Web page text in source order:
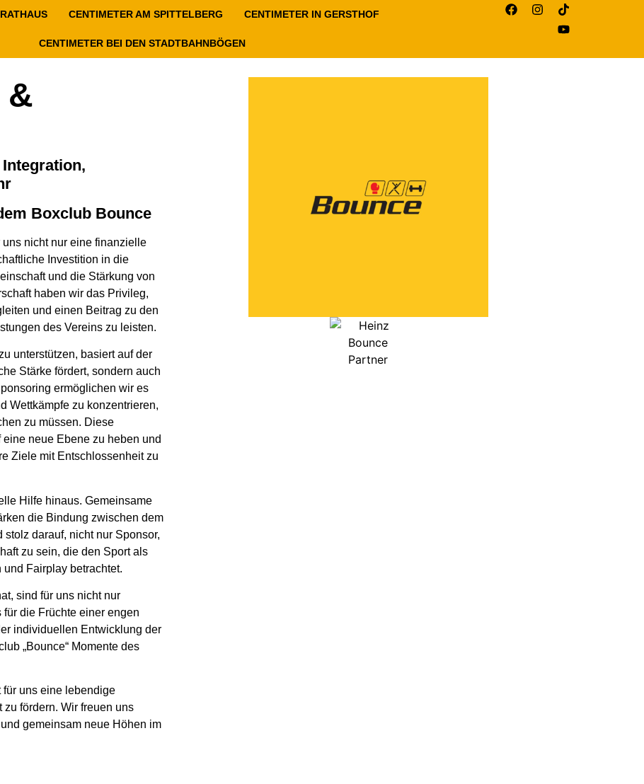
CENTIMETER AM SPITTELBERG CENTIMETER IN GERSTHOF
CENTIMETER BEI DEN STADTBAHNBÖGEN
&
Boxclub Bounce
uns nicht nur eine finanzielle
Investition in die
und die Stärkung von
haben wir das Privileg,
und einen Beitrag zu den
des Vereins zu leisten.
unterstützen, basiert auf der
Stärke fördert, sondern auch
ermöglichen wir es
Wettkämpfe zu konzentrieren,
zu müssen. Diese
neue Ebene zu heben und
Ziele mit Entschlossenheit zu
Hilfe hinaus. Gemeinsame
die Bindung zwischen dem
stolz darauf, nicht nur Sponsor,
zu sein, die den Sport als
Fairplay betrachtet.
sind für uns nicht nur
die Früchte einer engen
individuellen Entwicklung der
„Bounce“ Momente des
für uns eine lebendige
fördern. Wir freuen uns
gemeinsam neue Höhen im